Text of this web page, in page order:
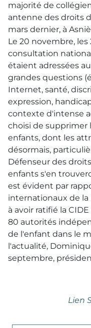
majorité de
antenne des droits
mars dernier, à
Le 20 novembre,
consultation
étaient adressées
grandes questions
Internet, santé,
expression,
contexte d'intense
choisi de supprimer
enfants, dont les
désormais,
Défenseur des
enfants s'en
est évident par
internationaux de la
à avoir ratifié la CIDE
80 autorités
de l'enfant dans le
l'actualité,
septembre,
Lien